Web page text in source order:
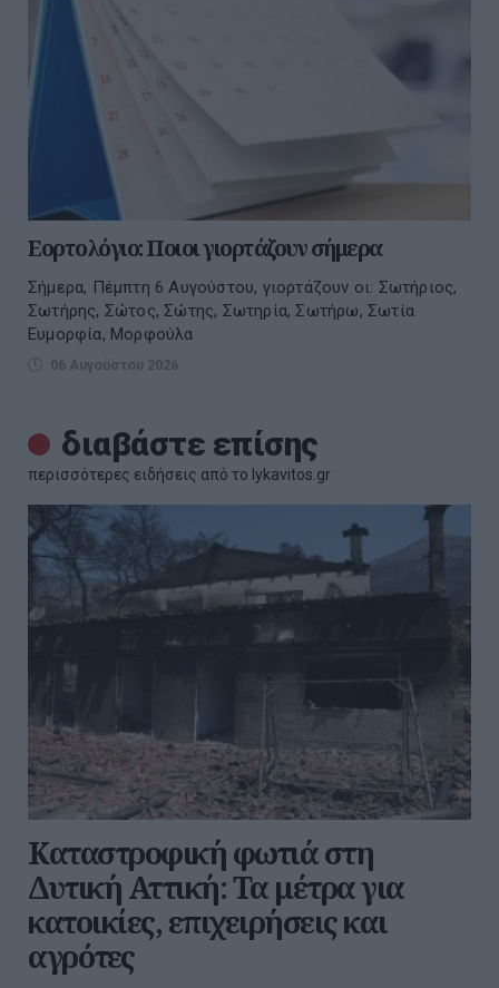
Εορτολόγιο: Ποιοι γιορτάζουν σήμερα
Σήμερα, Πέμπτη 6 Αυγούστου, γιορτάζουν οι: Σωτήριος,
Σωτήρης, Σώτος, Σώτης, Σωτηρία, Σωτήρω, Σωτία
Ευμορφία, Μορφούλα
06 Αυγούστου 2026
διαβάστε επίσης
περισσότερες ειδήσεις από το lykavitos.gr
Καταστροφική φωτιά στη
Δυτική Αττική: Τα μέτρα για
κατοικίες, επιχειρήσεις και
αγρότες